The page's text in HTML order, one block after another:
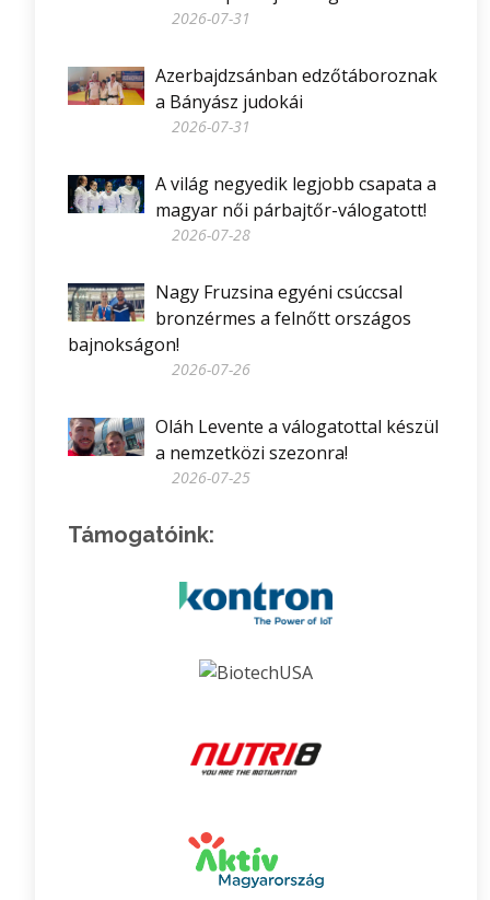
2026-07-31
Azerbajdzsánban edzőtáboroznak
a Bányász judokái
2026-07-31
A világ negyedik legjobb csapata a
magyar női párbajtőr-válogatott!
2026-07-28
Nagy Fruzsina egyéni csúccsal
bronzérmes a felnőtt országos
bajnokságon!
2026-07-26
Oláh Levente a válogatottal készül
a nemzetközi szezonra!
2026-07-25
Támogatóink: